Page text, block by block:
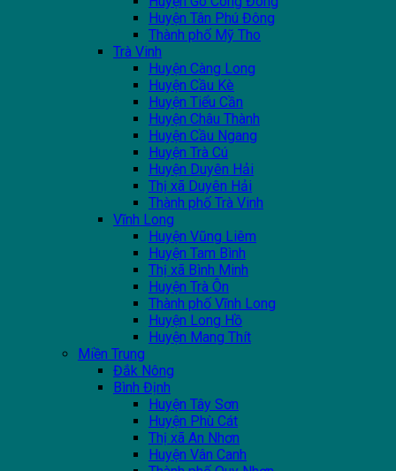
Huyện Tân Phú Đông
Thành phố Mỹ Tho
Trà Vinh
Huyện Càng Long
Huyện Cầu Kè
Huyện Tiểu Cần
Huyện Châu Thành
Huyện Cầu Ngang
Huyện Trà Cú
Huyện Duyên Hải
Thị xã Duyên Hải
Thành phố Trà Vinh
Vĩnh Long
Huyện Vũng Liêm
Huyện Tam Bình
Thị xã Bình Minh
Huyện Trà Ôn
Thành phố Vĩnh Long
Huyện Long Hồ
Huyện Mang Thít
Miền Trung
Đắk Nông
Bình Định
Huyện Tây Sơn
Huyện Phù Cát
Thị xã An Nhơn
Huyện Vân Canh